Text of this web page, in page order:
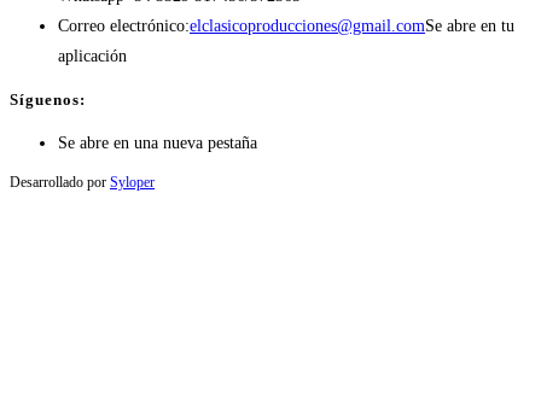
Correo electrónico:elclasicoproducciones@gmail.comSe abre en tu
aplicación
Síguenos:
Se abre en una nueva pestaña
Desarrollado por Syloper